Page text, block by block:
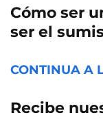
Cómo ser
ser el
CONTINUA A
Recibe